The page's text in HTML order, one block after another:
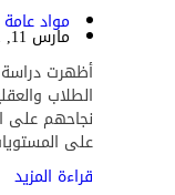
مواد عامة
مارس 11, 2021
أظهرت دراسة
الطلاب
نجاحهم على
على
قراءة المزيد